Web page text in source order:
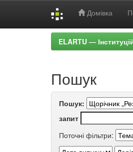
Домівка
ELARTU —
Пошук
Пошук:
запит
Поточні фільтри: